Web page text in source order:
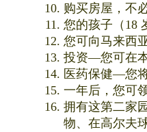
购买房屋，不
您的孩子（18
您可向马来西
投资—您可在
医药保健—您
一年后，您可
拥有这第二家
物、在高尔夫